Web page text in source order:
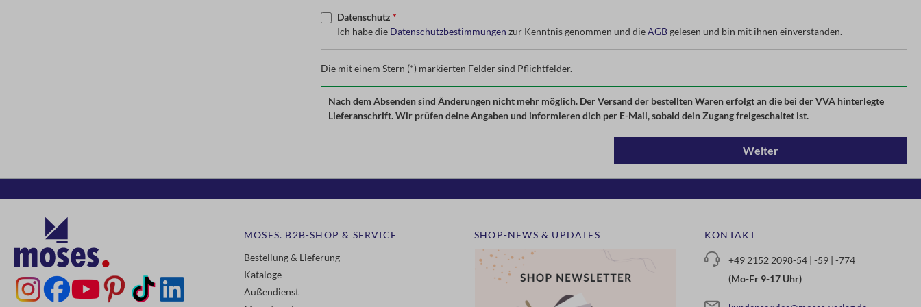
Datenschutz *
Ich habe die Datenschutzbestimmungen zur Kenntnis genommen und dieAGBgelesen und bin mit ihnen einverstanden.
Die mit einem Stern (*) markierten Felder sind Pflichtfelder.
Nach dem Absenden sind Änderungen nicht mehr möglich. Der Versand der bestellten Waren erfolgt an die bei der VVA hinterlegte
Lieferanschrift. Wir prüfen deine Angaben und informieren dich per E-Mail, sobald dein Zugang freigeschaltet ist.
Weiter
MOSES. B2B-SHOP & SERVICE
Bestellung & Lieferung
Kataloge
Außendienst
SHOP-NEWS & UPDATES KONTAKT
+49 2152 2098-54 | -59 | -774
(Mo-Fr 9-17 Uhr)